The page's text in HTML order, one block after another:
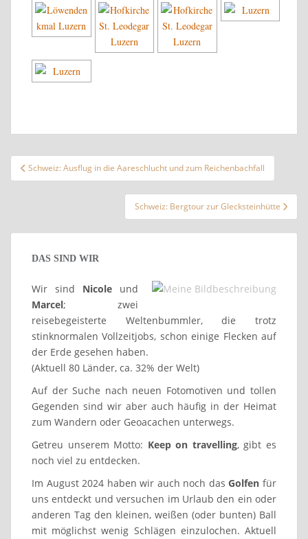
Beitragsnavigation
Schweiz: Ausflug in die Aareschlucht und zum Reichenbachfall
Schweiz: Bergtour zur Glecksteinhütte
DAS SIND WIR
Wir sind Nicole und
Marcel; zwei
reisebegeisterte Weltenbummler, die trotz
stinknormalen Vollzeitjobs, schon einige Flecken auf
der Erde gesehen haben.
(Aktuell 80 Länder, ca. 32% der Welt)
Auf der Suche nach neuen Fotomotiven und tollen
Gegenden sind wir aber auch häufig in der Heimat
zum Wandern oder Geoacachen unterwegs.
Getreu unserem Motto: Keep on travelling, gibt es
noch viel zu entdecken.
Im August 2024 haben wir auch noch dasGolfen für
uns entdeckt und versuchen im Urlaub den ein oder
anderen Tag den kleinen, weißen (oder bunten) Ball
mit möglichst wenig Schlägen einzulochen. Aktuell